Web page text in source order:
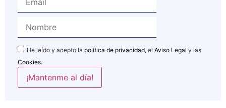
He leído y acepto la política de privacidad, el Aviso Legal y las
Cookies.